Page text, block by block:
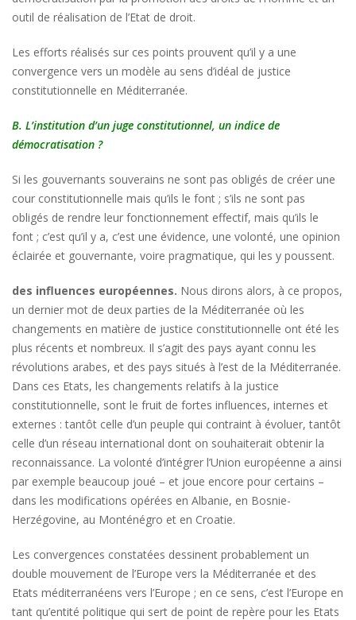
outil de réalisation de l’Etat de droit.
Les efforts réalisés sur ces points prouvent qu’il y a une
convergence vers un modèle au sens d’idéal de justice
constitutionnelle en Méditerranée.
B. L’institution d’un juge constitutionnel, un indice de
démocratisation ?
Si les gouvernants souverains ne sont pas obligés de créer une
cour constitutionnelle mais qu’ils le font ; s’ils ne sont pas
obligés de rendre leur fonctionnement effectif, mais qu’ils le
font ; c’est qu’il y a, c’est une évidence, une volonté, une opinion
éclairée et gouvernante, voire pragmatique, qui les y poussent.
des influences européennes. Nous dirons alors, à ce propos,
un dernier mot de deux parties de la Méditerranée où les
changements en matière de justice constitutionnelle ont été les
plus récents et nombreux. Il s’agit des pays ayant connu les
révolutions arabes, et des pays situés à l’est de la Méditerranée.
Dans ces Etats, les changements relatifs à la justice
constitutionnelle, sont le fruit de fortes influences, internes et
externes : tantôt celle d’un peuple qui contraint à évoluer, tantôt
celle d’un réseau international dont on souhaiterait obtenir la
reconnaissance. La volonté d’intégrer l’Union européenne a ainsi
par exemple beaucoup joué – et joue encore pour certains –
dans les modifications opérées en Albanie, en Bosnie-
Herzégovine, au Monténégro et en Croatie.
Les convergences constatées dessinent probablement un
double mouvement de l’Europe vers la Méditerranée et des
Etats méditerranéens vers l’Europe ; en ce sens, c’est l’Europe en
tant qu’entité politique qui sert de point de repère pour les Etats